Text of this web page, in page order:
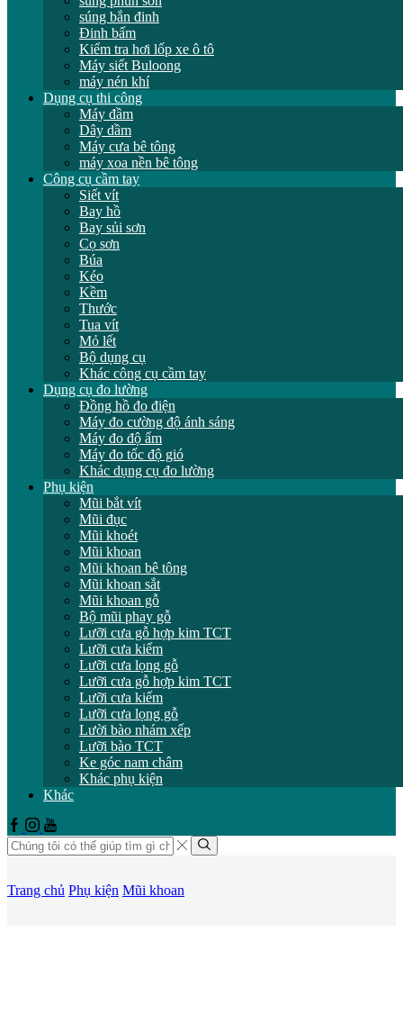
súng bắn đinh
Đinh bấm
Kiểm tra hơi lốp xe ô tô
Máy siết Buloong
máy nén khí
Dụng cụ thi công
Máy đầm
Dây dầm
Máy cưa bê tông
máy xoa nền bê tông
Công cụ cầm tay
Siết vít
Bay hồ
Bay sủi sơn
Cọ sơn
Búa
Kéo
Kềm
Thước
Tua vít
Mỏ lết
Bộ dụng cụ
Khác công cụ cầm tay
Dụng cụ đo lường
Đồng hồ đo điện
Máy đo cường độ ánh sáng
Máy đo độ ẩm
Máy đo tốc độ gió
Khác dụng cụ đo lường
Phụ kiện
Mũi bắt vít
Mũi đục
Mũi khoét
Mũi khoan
Mũi khoan bê tông
Mũi khoan sắt
Mũi khoan gỗ
Bộ mũi phay gỗ
Lưỡi cưa gỗ hợp kim TCT
Lưỡi cưa kiếm
Lưỡi cưa lọng gỗ
Lưỡi cưa gỗ hợp kim TCT
Lưỡi cưa kiếm
Lưỡi cưa lọng gỗ
Lười bào nhám xếp
Lưỡi bào TCT
Ke góc nam châm
Khác phụ kiện
Khác
Facebook
Instagram
Youtube
Trường
tìm
Tìm
Trang chủ Phụ kiện Mũi khoan